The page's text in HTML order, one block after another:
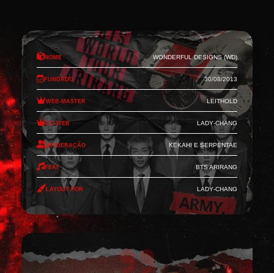
Nome Wonderful Designs (WD)
Fundado 30/08/2013
Web-Master Leithold
Co-Web Lady-Chang
Moderação Kekahi e Serpentae
Feat BTS Arirang
Layout por Lady-Chang